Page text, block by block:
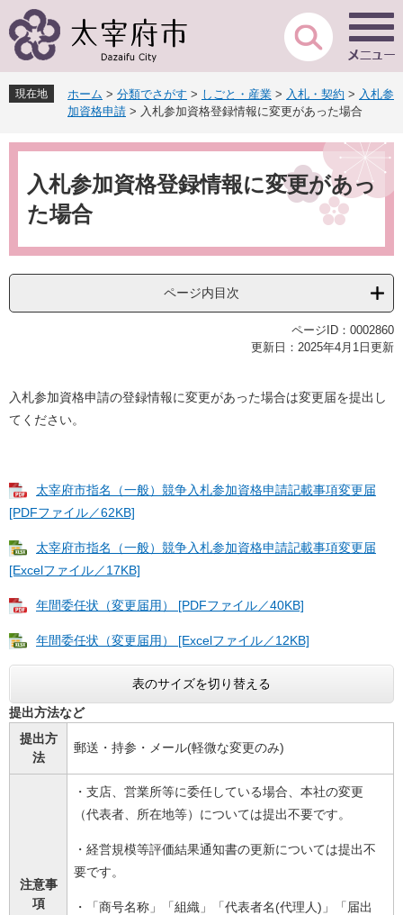
ー
先
頭
す
ニ
を
飛
し
現在地 ホーム > 分類でさがす > しごと・産業 > 入札・契約 > 入札参
加資格申請 > 入札参加資格登録情報に変更があった場合
本
入札参加資格登録情報に変更があっ
た場合
ページ内目次
ページID：0002860
更新日：2025年4月1日更新
入札参加資格申請の登録情報に変更があった場合は変更届を提出し
てください。
太宰府市指名（一般）競争入札参加資格申請記載事項変更届
[PDFファイル／62KB]
太宰府市指名（一般）競争入札参加資格申請記載事項変更届
[Excelファイル／17KB]
年間委任状（変更届用） [PDFファイル／40KB]
年間委任状（変更届用） [Excelファイル／12KB]
表のサイズを切り替える
提出方法など
提出方
法
郵送・持参・メール(軽微な変更のみ)
注意事
項
・支店、営業所等に委任している場合、本社の変更
（代表者、所在地等）については提出不要です。
・経営規模等評価結果通知書の更新については提出不
要です。
・「商号名称」「組織」「代表者名(代理人)」「届出